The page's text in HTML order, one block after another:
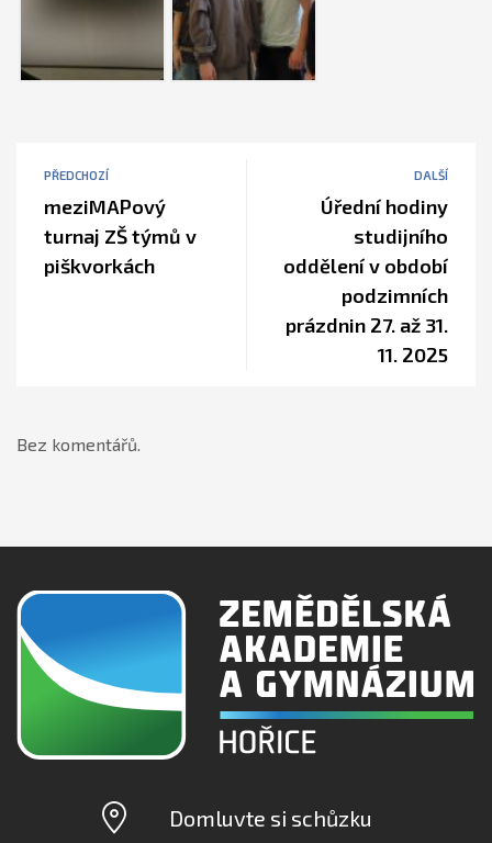
PŘEDCHOZÍ
meziMAPový
turnaj ZŠ týmů v
piškvorkách
DALŠÍ
Úřední hodiny
studijního
oddělení v období
podzimních
prázdnin 27. až 31.
11. 2025
Bez komentářů.
Domluvte si schůzku